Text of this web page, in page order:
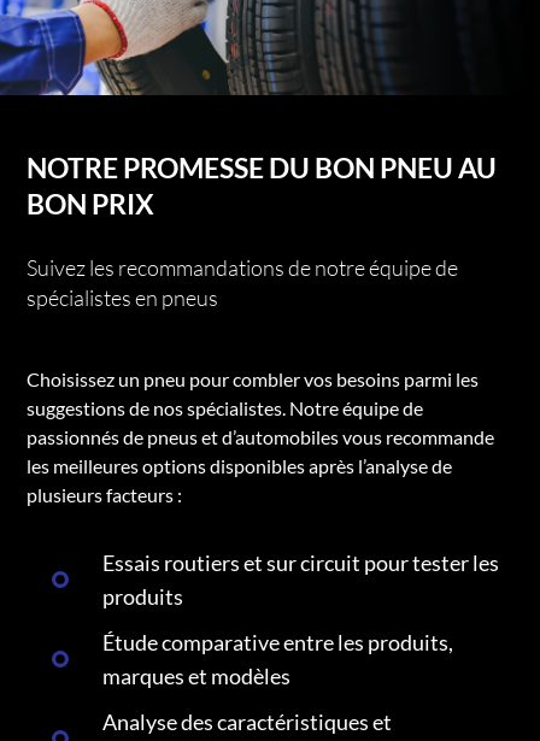
NOTRE PROMESSE DU BON PNEU AU
BON PRIX
Suivez les recommandations de notre équipe de
spécialistes en pneus
Choisissez un pneu pour combler vos besoins parmi les
suggestions de nos spécialistes. Notre équipe de
passionnés de pneus et d’automobiles vous recommande
les meilleures options disponibles après l’analyse de
plusieurs facteurs :
Essais routiers et sur circuit pour tester les
produits
Étude comparative entre les produits,
marques et modèles
Analyse des caractéristiques et